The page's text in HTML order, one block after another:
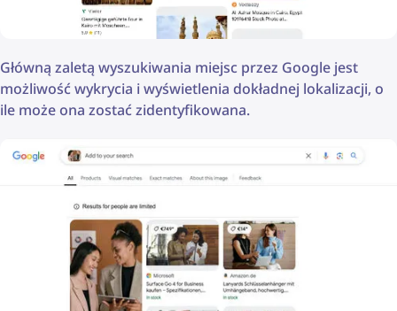
Główną zaletą wyszukiwania miejsc przez Google jest
możliwość wykrycia i wyświetlenia dokładnej lokalizacji, o
ile może ona zostać zidentyfikowana.